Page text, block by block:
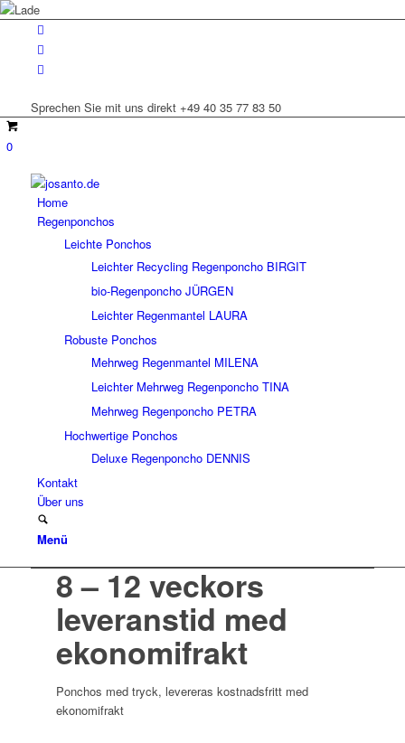
Sprechen Sie mit uns direkt +49 40 35 77 83 50
0
Home
Regenponchos
Leichte Ponchos
Leichter Recycling Regenponcho BIRGIT
bio-Regenponcho JÜRGEN
Leichter Regenmantel LAURA
Robuste Ponchos
Mehrweg Regenmantel MILENA
Leichter Mehrweg Regenponcho TINA
Mehrweg Regenponcho PETRA
Hochwertige Ponchos
Deluxe Regenponcho DENNIS
Kontakt
Über uns
Menü
8 – 12 veckors
leveranstid med
ekonomifrakt
Ponchos med tryck, levereras kostnadsfritt med
ekonomifrakt